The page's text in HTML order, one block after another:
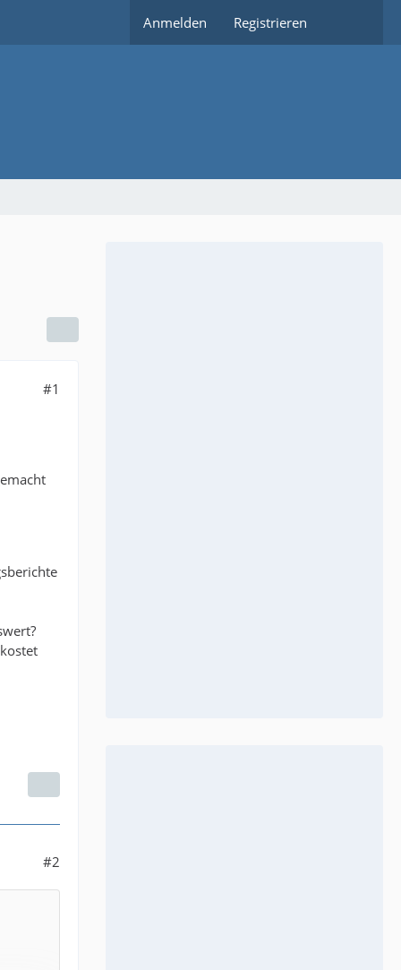
Anmelden Registrieren
#1
#2